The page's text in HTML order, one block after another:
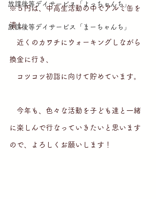
放課後等デイサービス「よっちゃんち」
放課後等デイサービス「まーちゃんち」
※５円は、中高生活動の中でアルミ缶を
潰し、
近くのカワチにウォーキングしながら
換金に行き、
コツコツ初詣に向けて貯めています。
今年も、色々な活動を子ども達と一緒
に楽しんで行なっていきたいと思います
ので、よろしくお願いします！